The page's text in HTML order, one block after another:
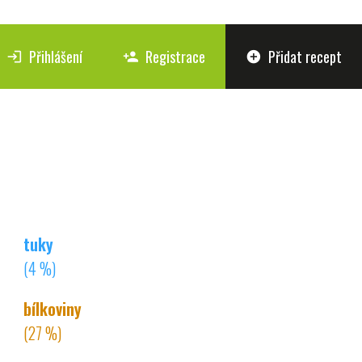
login Přihlášení person_add Registrace add_circle Přidat recept
tuky
(4 %)
bílkoviny
(27 %)